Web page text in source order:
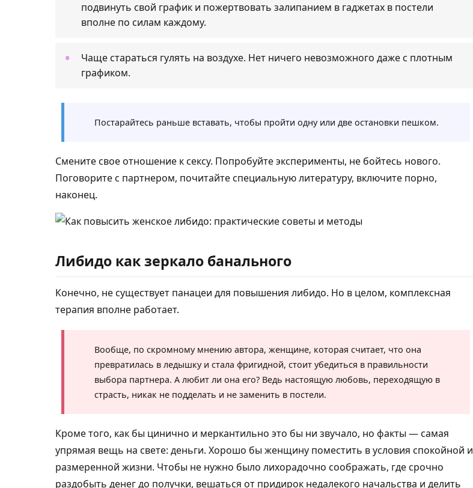
подвинуть свой график и пожертвовать залипанием в гаджетах в постели
вполне по силам каждому.
Чаще стараться гулять на воздухе. Нет ничего невозможного даже с плотным
графиком.
Постарайтесь раньше вставать, чтобы пройти одну или две остановки пешком.
Смените свое отношение к сексу. Попробуйте эксперименты, не бойтесь нового.
Поговорите с партнером, почитайте специальную литературу, включите порно,
наконец.
Либидо как зеркало банального
Конечно, не существует панацеи для повышения либидо. Но в целом, комплексная
терапия вполне работает.
Вообще, по скромному мнению автора, женщине, которая считает, что она
превратилась в ледышку и стала фригидной, стоит убедиться в правильности
выбора партнера. А любит ли она его? Ведь настоящую любовь, переходящую в
страсть, никак не подделать и не заменить в постели.
Кроме того, как бы цинично и меркантильно это бы ни звучало, но факты — самая
упрямая вещь на свете: деньги. Хорошо бы женщину поместить в условия спокойной и
размеренной жизни. Чтобы не нужно было лихорадочно соображать, где срочно
раздобыть денег до получки, вешаться от придирок недалекого начальства и делить